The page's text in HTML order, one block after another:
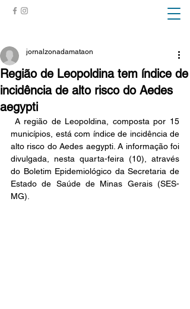
Região de Leopoldina tem índice de
incidência de alto risco do Aedes
aegypti
jornalzonadamataon
municípios, está com índice de incidência de
alto risco do Aedes aegypti. A informação foi
divulgada, nesta quarta-feira (10), através
do Boletim Epidemiológico da Secretaria de
Estado de Saúde de Minas Gerais (SES-
MG).